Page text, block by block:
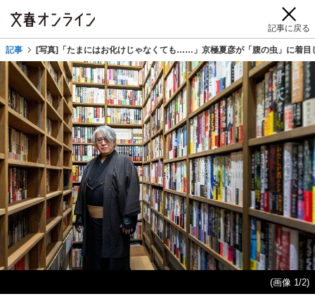
記事に戻る
記事 [写真]「たまにはお化けじゃなくても……」京極夏彦が「腹の虫」に着目
(画像 1/2)